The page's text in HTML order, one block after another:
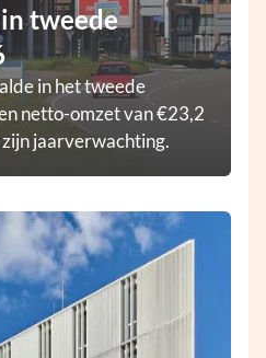
tweede
in het tweede
netto-omzet van €23,2
jaarverwachting.